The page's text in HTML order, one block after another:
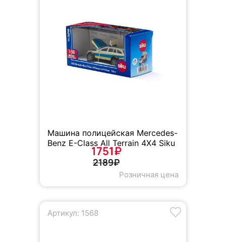
Машина полицейская Mercedes-
Benz E-Class All Terrain 4X4 Siku
1751₽
2189₽
Розничная цена
Артикул: 1568